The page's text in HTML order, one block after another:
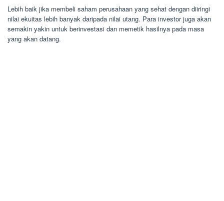
Lebih baik jika membeli saham perusahaan yang sehat dengan diiringi
nilai ekuitas lebih banyak daripada nilai utang. Para investor juga akan
semakin yakin untuk berinvestasi dan memetik hasilnya pada masa
yang akan datang.